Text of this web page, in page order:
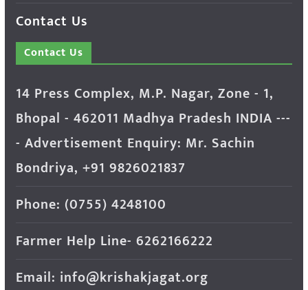
Contact Us
Contact Us
14 Press Complex, M.P. Nagar, Zone - 1,
Bhopal - 462011 Madhya Pradesh INDIA ---
- Advertisement Enquiry: Mr. Sachin
Bondriya, +91 9826021837
Phone: (0755) 4248100
Farmer Help Line- 6262166222
Email: info@krishakjagat.org